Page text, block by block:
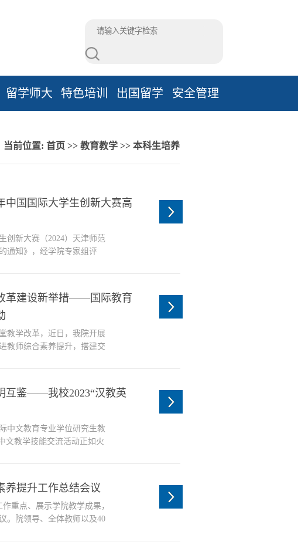
留学师大 特色培训 出国留学 安全管理
当前位置:首页 >>教育教学 >>本科生培养
中国国际大学生创新大赛高
创新大赛（2024）天津师范
通知》，经学院专家组评
TAN YIN FEI（陈胤霏）郝
生1优秀取韵...
革建设新举措——国际教育
教学改革，近日，我院开展
教师综合素养提升，搭建交
。教师们结合自身教学实际，
培养方案...
互鉴——我校2023“汉教英
中文教育专业学位研究生教
文教学技能交流活动正如火
人和指导教师。团队目前已
的提交工作...
养提升工作总结会议
重点、展示学院教学成果，
。院领导、全体教师以及40